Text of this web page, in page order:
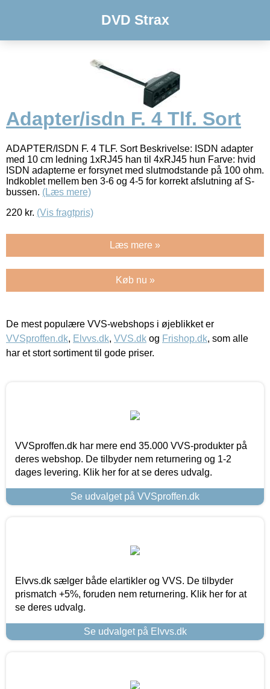
DVD Strax
Adapter/isdn F. 4 Tlf. Sort
ADAPTER/ISDN F. 4 TLF. Sort Beskrivelse: ISDN adapter
med 10 cm ledning 1xRJ45 han til 4xRJ45 hun Farve: hvid
ISDN adapterne er forsynet med slutmodstande på 100 ohm.
Indkoblet mellem ben 3-6 og 4-5 for korrekt afslutning af S-
bussen. (Læs mere)
220 kr. (Vis fragtpris)
Læs mere »
Køb nu »
De mest populære VVS-webshops i øjeblikket er
VVSproffen.dk, Elvvs.dk, VVS.dk og Frishop.dk, som alle
har et stort sortiment til gode priser.
VVSproffen.dk har mere end 35.000 VVS-produkter på
deres webshop. De tilbyder nem returnering og 1-2
dages levering. Klik her for at se deres udvalg.
Se udvalget på VVSproffen.dk
Elvvs.dk sælger både elartikler og VVS. De tilbyder
prismatch +5%, foruden nem returnering. Klik her for at
se deres udvalg.
Se udvalget på Elvvs.dk